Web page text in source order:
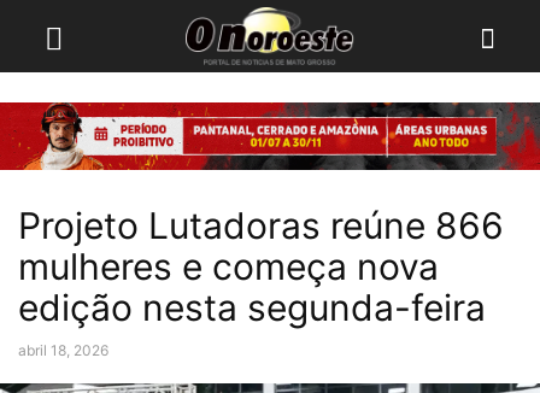
Projeto Lutadoras reúne 866
mulheres e começa nova
edição nesta segunda-feira
abril 18, 2026